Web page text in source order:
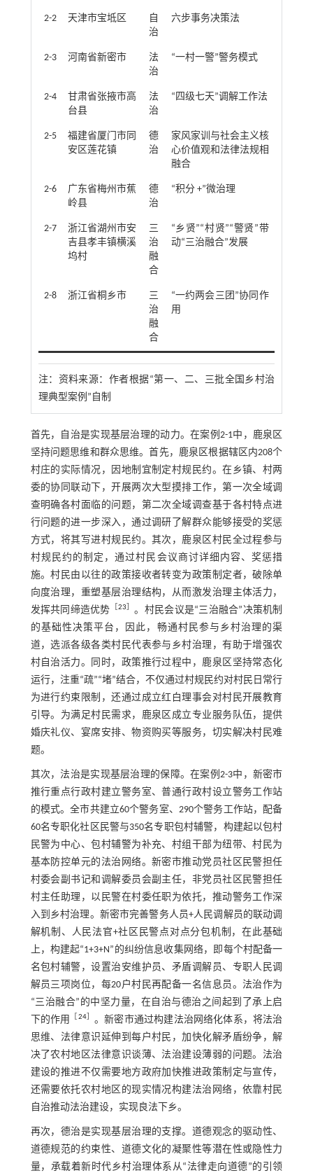
2-2 天津市宝坻区
自
治
六步事务决策法
2-3 河南省新密市
法
治
“一村一警”警务模式
2-4
甘肃省张掖市高
台县
法
治
“四级七天”调解工作法
2-5
福建省厦门市同
安区莲花镇
德
治
家风家训与社会主义核
心价值观和法律法规相
融合
2-6
广东省梅州市蕉
岭县
德
治
“积分 +”微治理
2-7
浙江省湖州市安
吉县孝丰镇横溪
坞村
三
治
融
合
“乡贤”“村贤”“警贤”带
动“三治融合”发展
2-8 浙江省桐乡市
三
治
融
合
“一约两会三团”协同作
用
注： 资料来源：作者根据“第一、二、三批全国乡村治
理典型案例”自制
首先，自治是实现基层治理的动力。在案例2-1中，鹿泉区
坚持问题思维和群众思维。首先，鹿泉区根据辖区内208个
村庄的实际情况，因地制宜制定村规民约。在乡镇、村两
委的协同联动下，开展两次大型摸排工作，第一次全域调
查明确各村面临的问题，第二次全域调查基于各村特点进
行问题的进一步深入，通过调研了解群众能够接受的奖惩
方式，将其写进村规民约。其次，鹿泉区村民全过程参与
村规民约的制定，通过村民会议商讨详细内容、奖惩措
施。村民由以往的政策接收者转变为政策制定者，破除单
向度治理，重塑基层治理结构，从而激发治理主体活力，
发挥共同缔造优势
23
。村民会议是“三治融合”决策机制
的基础性决策平台，因此，畅通村民参与乡村治理的渠
道，选派各级各类村民代表参与乡村治理，有助于增强农
村自治活力。同时，政策推行过程中，鹿泉区坚持常态化
运行，注重“疏”“堵”结合，不仅通过村规民约对村民日常行
为进行约束限制，还通过成立红白理事会对村民开展教育
引导。为满足村民需求，鹿泉区成立专业服务队伍，提供
婚庆礼仪、宴席安排、物资购买等服务，切实解决村民难
题。
其次，法治是实现基层治理的保障。在案例2-3中，新密市
推行重点行政村建立警务室、普通行政村设立警务工作站
的模式。全市共建立60个警务室、290个警务工作站，配备
60名专职化社区民警与350名专职包村辅警，构建起以包村
民警为中心、包村辅警为补充、村组干部为纽带、村民为
基本防控单元的法治网络。新密市推动党员社区民警担任
村委会副书记和调解委员会副主任，非党员社区民警担任
村主任助理，以民警在村委任职为依托，推动警务工作深
入到乡村治理。新密市完善警务人员+人民调解员的联动调
解机制、人民法官+社区民警点对点分包机制，在此基础
上，构建起“1+3+N”的纠纷信息收集网络，即每个村配备一
名包村辅警，设置治安维护员、矛盾调解员、专职人民调
解员三项岗位，每20户村民再配备一名信息员。法治作为
“三治融合”的中坚力量，在自治与德治之间起到了承上启
下的作用
24］ 。新密市通过构建法治网络化体系，将法治
思维、法律意识延伸到每户村民，加快化解矛盾纷争，解
决了农村地区法律意识谈薄、法治建设薄弱的问题。法治
建设的推进不仅需要地方政府加快推进政策制定与宣传，
还需要依托农村地区的现实情况构建法治网络，依靠村民
自治推动法治建设，实现良法下乡。
再次，德治是实现基层治理的支撑。道德观念的驱动性、
道德规范的约束性、道德文化的凝聚性等潜在性或隐性力
量，承载着新时代乡村治理体系从“法律走向道德”的引领